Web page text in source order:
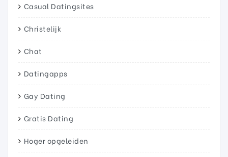
Casual Datingsites
Christelijk
Chat
Datingapps
Gay Dating
Gratis Dating
Hoger opgeleiden